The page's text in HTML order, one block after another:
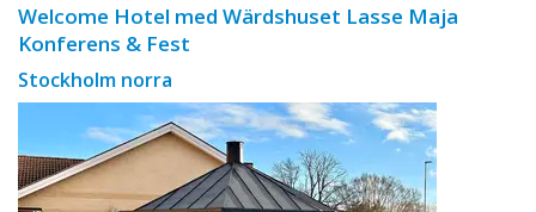
Welcome Hotel med Wärdshuset Lasse Maja
Konferens & Fest
Stockholm norra